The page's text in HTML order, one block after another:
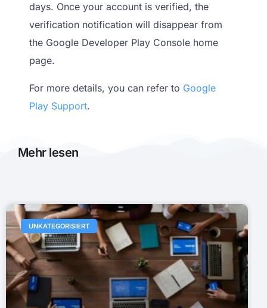
days. Once your account is verified, the
verification notification will disappear from
the Google Developer Play Console home
page.
For more details, you can refer to Google
Play Support.
Mehr lesen
UNKATEGORISIERT